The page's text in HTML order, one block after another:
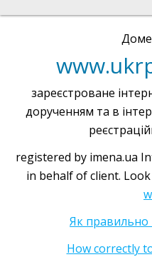
зареєстроване
дорученням та в
registered by imena.ua
in behalf of client.
Як правильно
How correctly